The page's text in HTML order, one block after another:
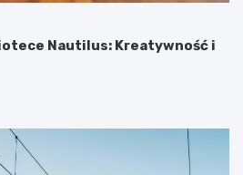
Nautilus: Kreatywność i